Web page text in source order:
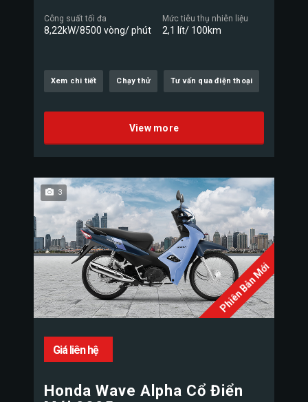
Công suất tối đa
8,22kW/8500 vòng/ phút
Mức tiêu thụ nhiên liệu
2,1 lít/ 100km
Xem chi tiết Chạy thử Tư vấn qua điện thoại
View more
Phiên Bản Mới
3
Giá liên hệ
Honda Wave Alpha Cổ Điển